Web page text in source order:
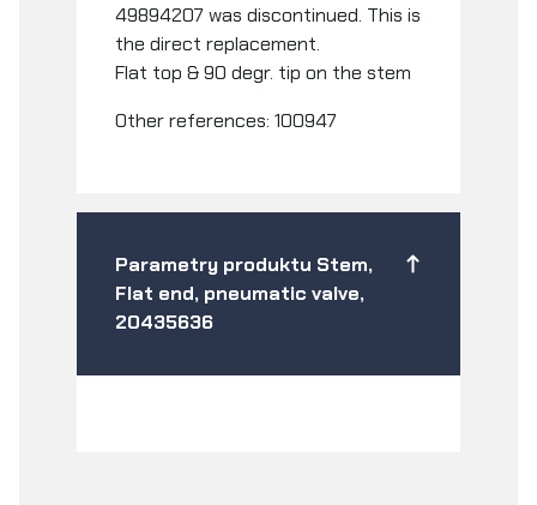
49894207 was discontinued. This is
the direct replacement.
Flat top & 90 degr. tip on the stem
Other references: 100947
Parametry produktu Stem,
Flat end, pneumatic valve,
20435636